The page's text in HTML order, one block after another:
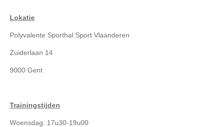
Lokatie
Polyvalente Sporthal Sport Vlaanderen
Zuiderlaan 14
9000 Gent
Trainingstijden
Woensdag: 17u30-19u00